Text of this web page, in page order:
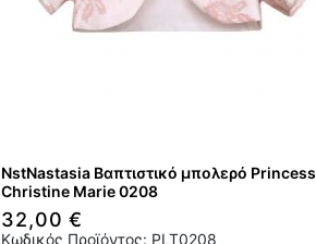
NstNastasia Βαπτιστικό μπολερό Princess
Christine Marie 0208
32,00 €
Κωδικός Προϊόντος: PLT0208